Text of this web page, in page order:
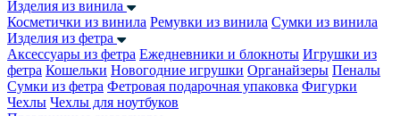
Изделия из винила
Косметички из винила Ремувки из винила Сумки из винила
Изделия из фетра
Аксессуары из фетра Ежедневники и блокноты Игрушки из
фетра Кошельки Новогодние игрушки Органайзеры Пеналы
Сумки из фетра Фетровая подарочная упаковка Фигурки
Чехлы Чехлы для ноутбуков